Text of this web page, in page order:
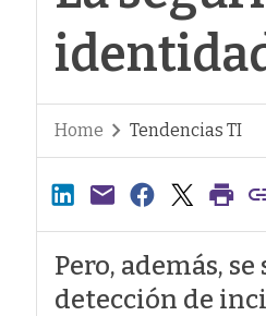
Home Tendencias TI
Pero, además,
detección de